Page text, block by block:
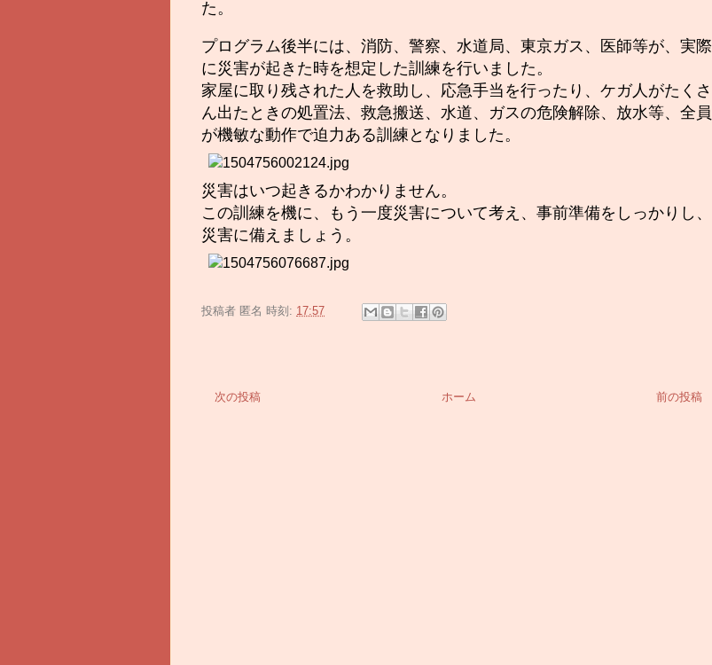
た。
プログラム後半には、消防、警察、水道局、東京ガス、医師等が、実際
に災害が起きた時を想定した訓練を行いました。
家屋に取り残された人を救助し、応急手当を行ったり、ケガ人がたくさ
ん出たときの処置法、救急搬送、水道、ガスの危険解除、放水等、全員
が機敏な動作で迫力ある訓練となりました。
災害はいつ起きるかわかりません。
この訓練を機に、もう一度災害について考え、事前準備をしっかりし、
災害に備えましょう。
投稿者 匿名 時刻: 17:57
次の投稿 前の投稿
ホーム